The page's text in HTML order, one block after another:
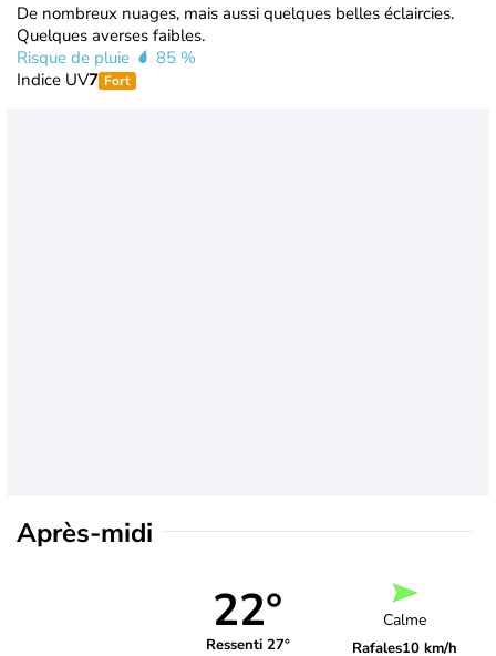
De nombreux nuages, mais aussi quelques belles éclaircies.
Quelques averses faibles.
Risque de pluie
85 %
Indice UV7 Fort
Après-midi
22°
Ressenti 27°
Calme
Rafales10 km/h